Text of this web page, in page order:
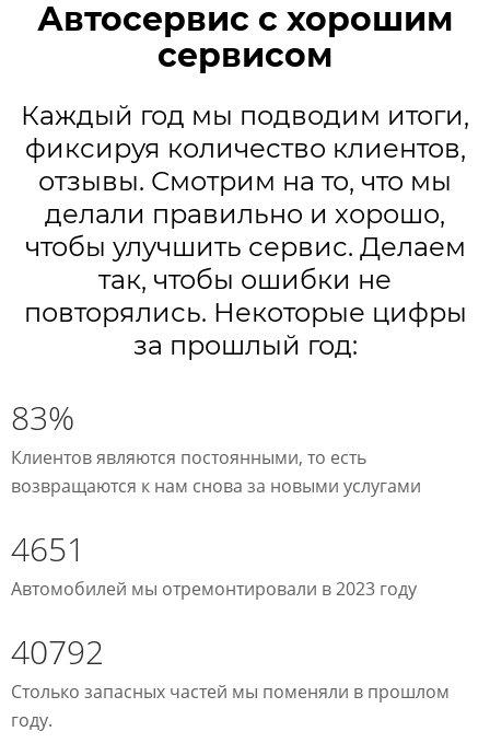
Автосервис с хорошим
сервисом
Каждый год мы подводим итоги,
фиксируя количество клиентов,
отзывы. Смотрим на то, что мы
делали правильно и хорошо,
чтобы улучшить сервис. Делаем
так, чтобы ошибки не
повторялись. Некоторые цифры
за прошлый год:
83%
Клиентов являются постоянными, то есть
возвращаются к нам снова за новыми услугами
4651
Автомобилей мы отремонтировали в 2023 году
40792
Столько запасных частей мы поменяли в прошлом
году.